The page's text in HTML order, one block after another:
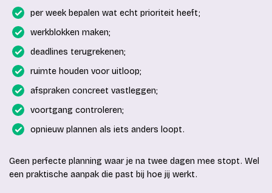
per week bepalen wat echt prioriteit heeft;
werkblokken maken;
deadlines terugrekenen;
ruimte houden voor uitloop;
afspraken concreet vastleggen;
voortgang controleren;
opnieuw plannen als iets anders loopt.
Geen perfecte planning waar je na twee dagen mee stopt. Wel
een praktische aanpak die past bij hoe jij werkt.